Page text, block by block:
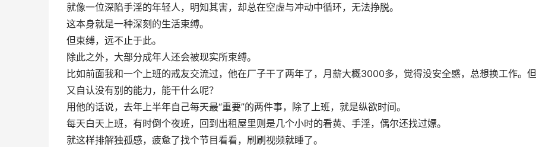
就像一位深陷手淫的年轻人，明知其害，却总在空虚与冲动中循环，无法挣脱。
这本身就是一种深刻的生活束缚。
但束缚，远不止于此。
除此之外，大部分成年人还会被现实所束缚。
比如前面我和一个上班的戒友交流过，他在厂子干了两年了，月薪大概3000多，觉得没安全感，总想换工作。但
又自认没有别的能力，能干什么呢？
用他的话说，去年上半年自己每天最“重要”的两件事，除了上班，就是纵欲时间。
每天白天上班，有时倒个夜班，回到出租屋里则是几个小时的看黄、手淫，偶尔还找过嫖。
就这样排解独孤感，疲惫了找个节目看看，刷刷视频就睡了。